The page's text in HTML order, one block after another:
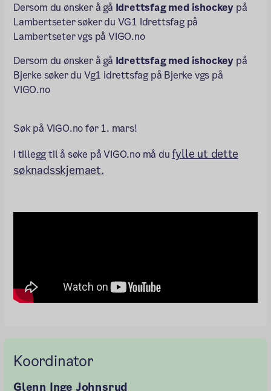
Dersom du ønsker å gå Idrettsfag med ishockey på
Lambertseter søker du VG1 Idrettsfag på
Lambertseter vgs på VIGO.no
Dersom du ønsker å gå Idrettsfag med ishockey på
Bjerke søker du Vg1 idrettsfag på Bjerke vgs på
VIGO.no
Søk på VIGO.no før 1. mars!
I tillegg til å søke på VIGO.no må dufylle ut dette
søknadsskjemaet.
Koordinator
Glenn Inge Johnsrud